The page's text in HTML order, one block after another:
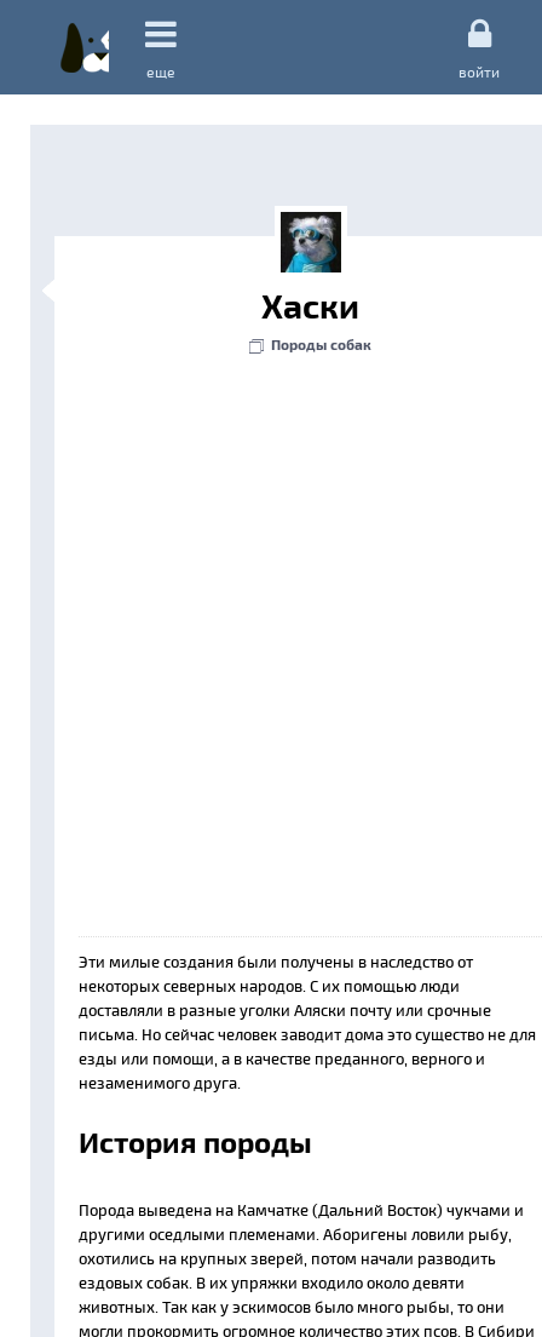
еще войти
Хаски
Породы собак
Эти милые создания были получены в наследство от
некоторых северных народов. С их помощью люди
доставляли в разные уголки Аляски почту или срочные
письма. Но сейчас человек заводит дома это существо не для
езды или помощи, а в качестве преданного, верного и
незаменимого друга.
История породы
Порода выведена на Камчатке (Дальний Восток) чукчами и
другими оседлыми племенами. Аборигены ловили рыбу,
охотились на крупных зверей, потом начали разводить
ездовых собак. В их упряжки входило около девяти
животных. Так как у эскимосов было много рыбы, то они
могли прокормить огромное количество этих псов. В Сибири